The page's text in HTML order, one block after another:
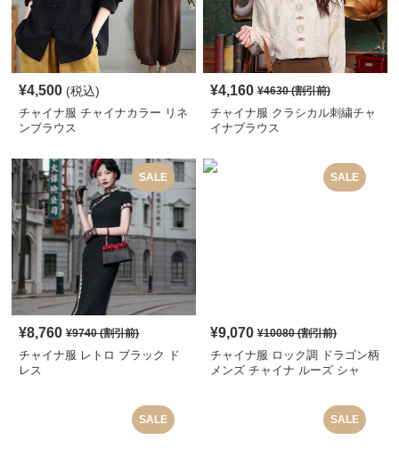
¥4,500 (税込)
チャイナ服 チャイナカラー リネ
ンブラウス
¥4,160 ¥4630(割引前)
チャイナ服 クラシカル刺繍チャ
イナブラウス
SALE
¥8,760 ¥9740(割引前)
チャイナ服 レトロ ブラック ド
レス
SALE
¥9,070 ¥10080(割引前)
チャイナ服 ロック調 ドラゴン柄
メンズ チャイナ ルーズ シャ
SALE SALE